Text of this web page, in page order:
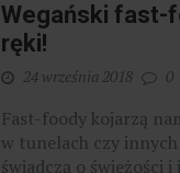
Wegański fast-
ręki!
24 września 2018 0
Fast-foody kojarzą
w tunelach czy
świadczą o świeżości